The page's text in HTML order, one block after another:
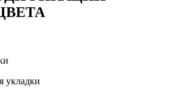
укладки